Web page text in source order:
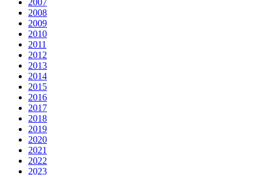
2008
2009
2010
2011
2012
2013
2014
2015
2016
2017
2018
2019
2020
2021
2022
2023